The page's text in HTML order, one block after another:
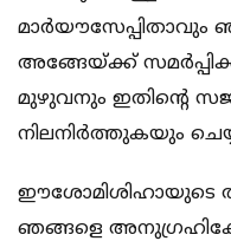
മാര്‍യൗസേപ്പിതാവും
അങ്ങേയ്ക്ക്
മുഴുവനും ഇതിന്റെ
നിലനിര്‍ത്തുകയും
ഈശോമിശിഹായുടെ
ഞങ്ങളെ